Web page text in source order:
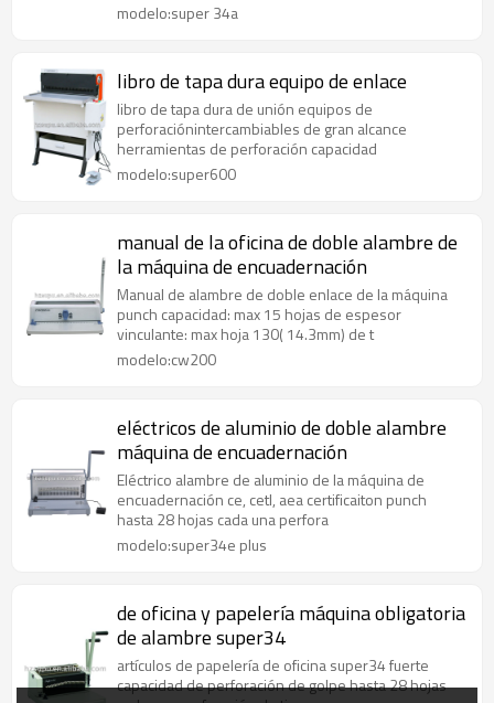
modelo:super 34a
libro de tapa dura equipo de enlace
libro de tapa dura de unión equipos de
perforaciónintercambiables de gran alcance
herramientas de perforación capacidad
modelo:super600
manual de la oficina de doble alambre de
la máquina de encuadernación
Manual de alambre de doble enlace de la máquina
punch capacidad: max 15 hojas de espesor
vinculante: max hoja 130( 14.3mm) de t
modelo:cw200
eléctricos de aluminio de doble alambre
máquina de encuadernación
Eléctrico alambre de aluminio de la máquina de
encuadernación ce, cetl, aea certificaiton punch
hasta 28 hojas cada una perfora
modelo:super34e plus
de oficina y papelería máquina obligatoria
de alambre super34
artículos de papelería de oficina super34 fuerte
capacidad de perforación de golpe hasta 28 hojas